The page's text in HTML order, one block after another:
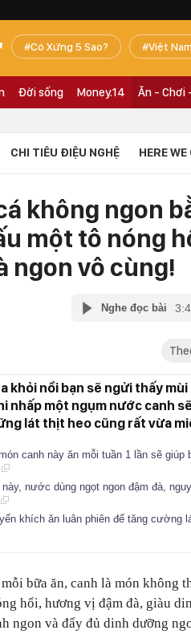
Có Xứng 5 Sao? Việt
Đời sống Money.14 Ăn - Chơi
CHI TIÊU ĐIỆU NGHỆ HERE WE
không ngon
một tô nóng
ngon vô cùng!
Nghe đọc bài
khỏi nồi bạn sẽ ngửi thấy
nhấp một ngụm nước canh
lát thịt heo cũng rất vừa
canh này ăn mỗi tuần 1 lần sẽ giúp
nước dùng ngọt ngon đậm đà,
khích ăn luân phiên để tăng cường
bữa ăn, canh là món không
hổi, hương vị đậm đà, giàu
ngon và đẩy đủ dinh dưỡng